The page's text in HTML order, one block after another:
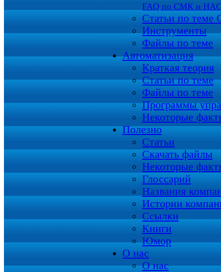
FAQ по СМК и
Статьи по
Инструменты
Файлы по теме
Автоматизация
Краткая теория
Статьи по теме
Файлы по теме
Программы
Некоторые
Полезно
Статьи
Скачать файлы
Некоторые
Глоссарий
Названия
Истории
Ссылки
Книги
Юмор
О нас
О нас